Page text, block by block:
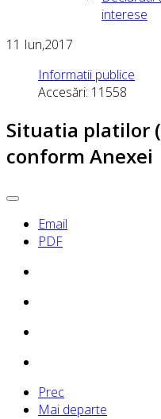
interese
11 Iun,2017
Informatii publice
Accesări: 11558
Situatia platilor
conform Anexei
Email
PDF
Prec
Mai departe